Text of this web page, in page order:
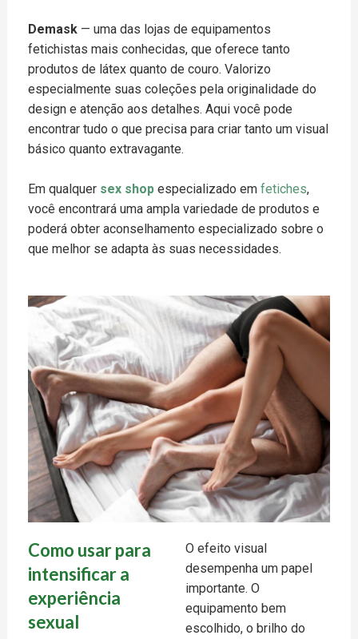
Demask— uma das lojas de equipamentos
fetichistas mais conhecidas, que oferece tanto
produtos de látex quanto de couro. Valorizo
especialmente suas coleções pela originalidade do
design e atenção aos detalhes. Aqui você pode
encontrar tudo o que precisa para criar tanto um visual
básico quanto extravagante.
Em qualquer sex shopespecializado em fetiches,
você encontrará uma ampla variedade de produtos e
poderá obter aconselhamento especializado sobre o
que melhor se adapta às suas necessidades.
Como usar para
intensificar a
experiência
sexual
O efeito visual
desempenha um papel
importante. O
equipamento bem
escolhido, o brilho do